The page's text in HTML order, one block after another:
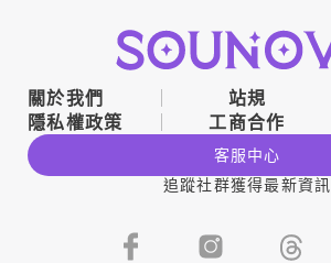
關於我們 站規
隱私權政策
工商合作
客服中心
追蹤社群獲得最新資訊